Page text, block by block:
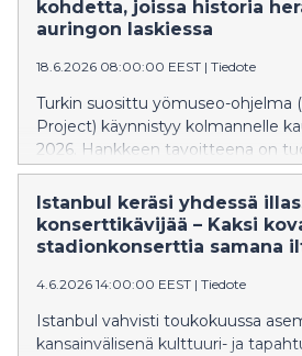
kohdetta, joissa historia
auringon laskiessa
18.6.2026 08:00:00 EEST | Tiedote
Turkin suosittu yömuseo-ohjelma
Project) käynnistyy kolmannelle
2026. Hankkeen tavoitteena on
kulttuuriperintöä helpommin
– myös normaalien aukioloaikojen
Istanbul keräsi yhdessä
konserttikävijää – Kaksi
stadionkonserttia samana
4.6.2026 14:00:00 EEST | Tiedote
Istanbul vahvisti toukokuussa
kansainvälisenä kulttuuri- ja